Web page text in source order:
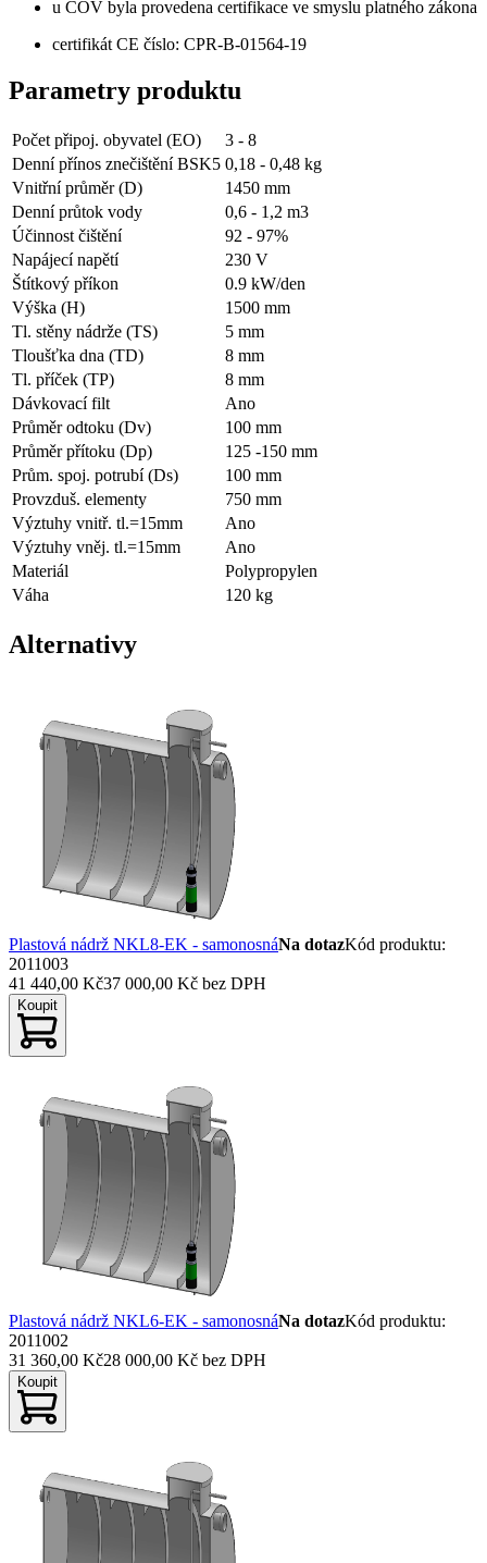
u ČOV byla provedena certifikace ve smyslu platného zákona
certifikát CE číslo: CPR-B-01564-19
Parametry produktu
Počet připoj. obyvatel (EO)
3 - 8
Denní přínos znečištění BSK5 0,18 - 0,48 kg
Vnitřní průměr (D)
1450 mm
Denní průtok vody
0,6 - 1,2 m3
Účinnost čištění
92 - 97%
Napájecí napětí
230 V
Štítkový příkon
0.9 kW/den
Výška (H)
1500 mm
Tl. stěny nádrže (TS)
5 mm
Tloušťka dna (TD)
8 mm
Tl. příček (TP)
8 mm
Dávkovací filt
Ano
Průměr odtoku (Dv)
100 mm
Průměr přítoku (Dp)
125 -150 mm
Prům. spoj. potrubí (Ds)
100 mm
Provzduš. elementy
750 mm
Výztuhy vnitř. tl.=15mm
Ano
Výztuhy vněj. tl.=15mm
Ano
Materiál
Polypropylen
Váha
120 kg
Alternativy
Plastová nádrž NKL8-EK - samonosnáNa dotazKód produktu:
2011003
41 440,00 Kč37 000,00 Kč bez DPH
Koupit
Plastová nádrž NKL6-EK - samonosnáNa dotazKód produktu:
2011002
31 360,00 Kč28 000,00 Kč bez DPH
Koupit